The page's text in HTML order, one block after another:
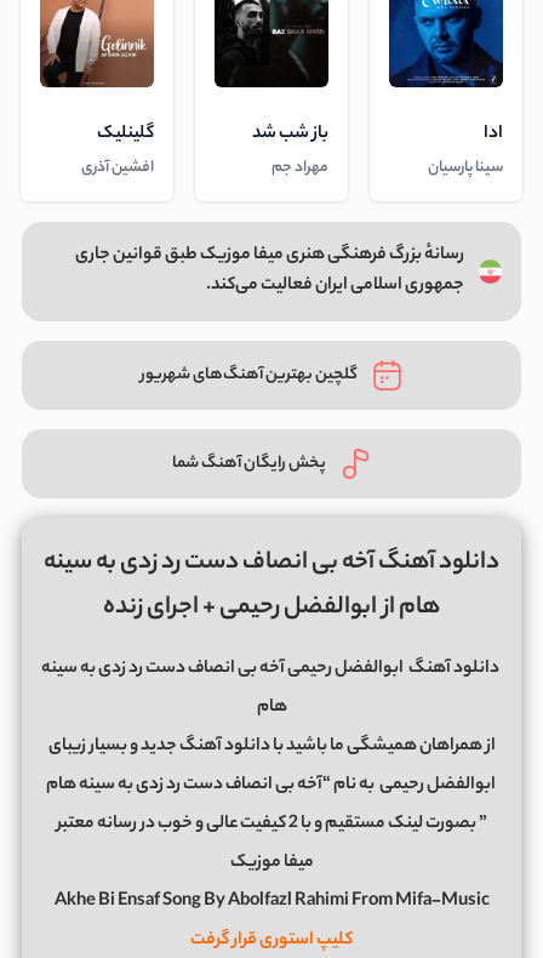
ادا
سینا پارسیان
باز شب شد
مهراد جم
گلینلیک
افشین آذری
رسانهٔ بزرگ فرهنگی هنری میفا موزیک طبق قوانین جاری
جمهوری اسلامی ایران فعالیت می‌کند.
گلچین بهترین آهنگ‌های شهریور
پخش رایگان آهنگ شما
دانلود آهنگ آخه بی انصاف دست رد زدی به سینه
هام از ابوالفضل رحیمی + اجرای زنده
دانلود آهنگ ابوالفضل رحیمی آخه بی انصاف دست رد زدی به سینه
هام
از همراهان همیشگی ما باشید با دانلود آهنگ جدید و بسیار زیبای
ابوالفضل رحیمیبه نام “آخه بی انصاف دست رد زدی به سینه هام
” بصورت لینک مستقیم و با 2 کیفیت عالی و خوب در رسانه معتبر
میفا موزیک
Akhe Bi Ensaf Song By Abolfazl Rahimi From Mifa-Music
کلیپ استوری قرار گرفت